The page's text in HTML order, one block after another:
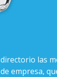
las
empresa,